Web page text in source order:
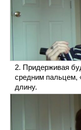
Придерживая
средним пальцем,
длину.